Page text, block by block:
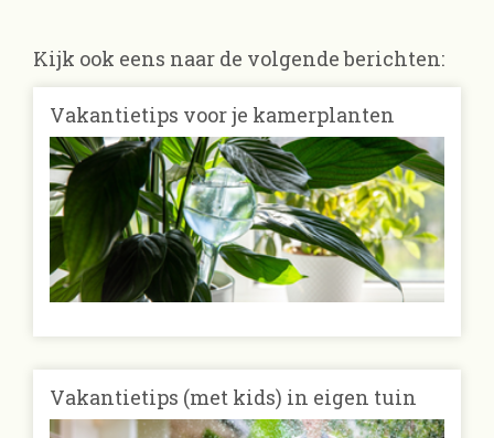
Kijk ook eens naar de volgende berichten:
Vakantietips voor je kamerplanten
Vakantietips (met kids) in eigen tuin